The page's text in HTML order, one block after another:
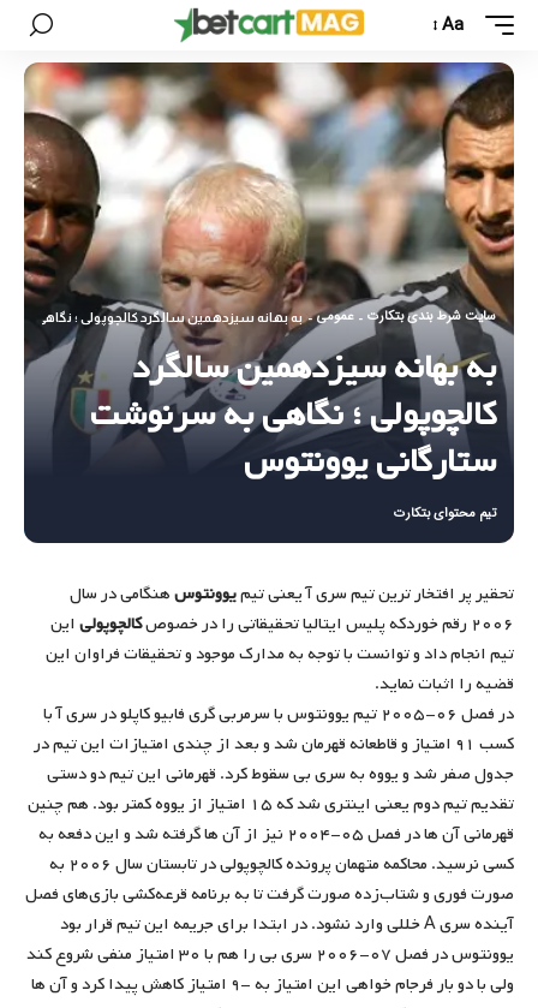
Aa
سایت شرط بندی بتکارت - عمومی - به بهانه سیزدهمین سالگرد کالچوپولی ؛ نگاهی
به بهانه سیزدهمین سالگرد
کالچوپولی ؛ نگاهی به سرنوشت
ستارگانی یوونتوس
تیم محتوای بتکارت
تحقیر پر افتخار ترین تیم سری آ یعنی تیمیوونتوسهنگامی در سال
۲۰۰۶ رقم خوردکه پلیس ایتالیا تحقیقاتی را در خصوص
کالچوپولی این
تیم انجام داد و توانست با توجه به مدارک موجود و تحقیقات فراوان این
قضیه را اثبات نماید.
در فصل ۰۶-۲۰۰۵ تیم یوونتوس با سرمربی گری فابیو کاپلو در سری آ با
کسب ۹۱ امتیاز و قاطعانه قهرمان شد و بعد از چندی امتیازات این تیم در
جدول صفر شد و یووه به سری بی سقوط کرد. قهرمانی این تیم دو دستی
تقدیم تیم دوم یعنی اینتری شد که ۱۵ امتیاز از یووه کمتر بود. هم چنین
قهرمانی آن ها در فصل ۰۵-۲۰۰۴ نیز از آن ها گرفته شد و این دفعه به
کسی نرسید. محاکمه متهمان پرونده کالچوپولی در تابستان سال ۲۰۰۶ به
صورت فوری و شتاب‌زده صورت گرفت تا به برنامه قرعه‌کشی بازی‌های فصل
آینده سری A خللی وارد نشود. در ابتدا برای جریمه این تیم قرار بود
یوونتوس در فصل ۰۷-۲۰۰۶ سری بی را هم با ۳۰ امتیاز منفی شروع کند
ولی با دو بار فرجام خواهی این امتیاز به -۹ امتیاز کاهش پیدا کرد و آن ها